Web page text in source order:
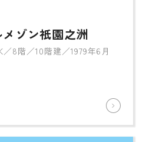
ゾン祇園之洲
8階／10階建／1979年6月